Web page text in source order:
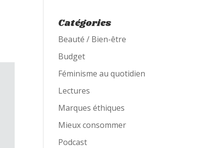
Catégories
Beauté / Bien-être
Budget
Féminisme au quotidien
Lectures
Marques éthiques
Mieux consommer
Podcast